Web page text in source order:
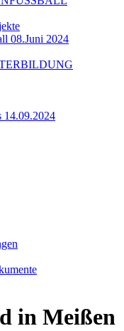
08.Juni 2024
14.09.2024
in Meißen